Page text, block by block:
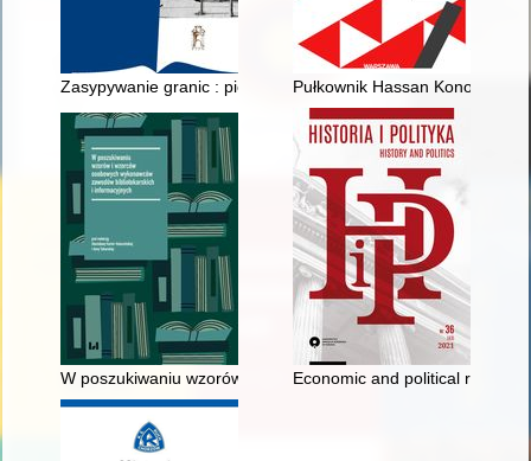
Zasypywanie granic : pierwsze lata niepodległości w Drugiej
Pułkownik Hassan Konopacki
W poszukiwaniu wzorów i wzorców osobowych wykonawców
Economic and political